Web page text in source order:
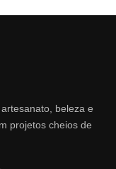
beleza e
projetos cheios de